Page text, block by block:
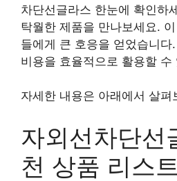
차단선글라스 한눈에 확인하
탁월한 제품을 만나보세요.
들에게 큰 호응을 얻었습니
비용을 효율적으로 활용할 수
자세한 내용은 아래에서 살펴
자외선차단선
천 상품 리스